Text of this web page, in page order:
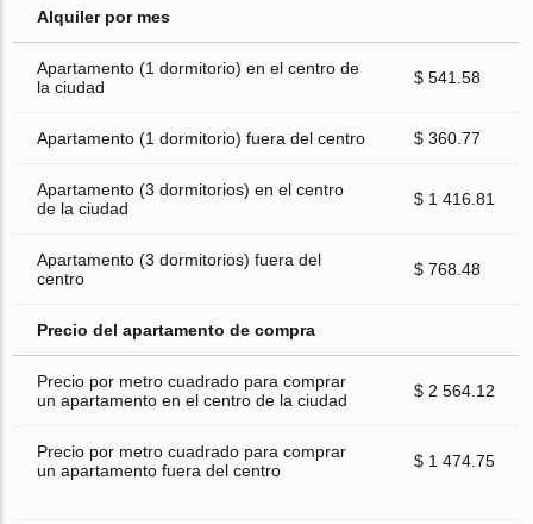
Alquiler por mes
Apartamento (1 dormitorio) en el centro de
la ciudad
$ 541.58
Apartamento (1 dormitorio) fuera del centro $ 360.77
Apartamento (3 dormitorios) en el centro
de la ciudad
$ 1 416.81
Apartamento (3 dormitorios) fuera del
centro
$ 768.48
Precio del apartamento de compra
Precio por metro cuadrado para comprar
un apartamento en el centro de la ciudad
$ 2 564.12
Precio por metro cuadrado para comprar
un apartamento fuera del centro
$ 1 474.75